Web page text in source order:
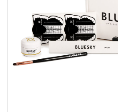
Accessoires
Blog